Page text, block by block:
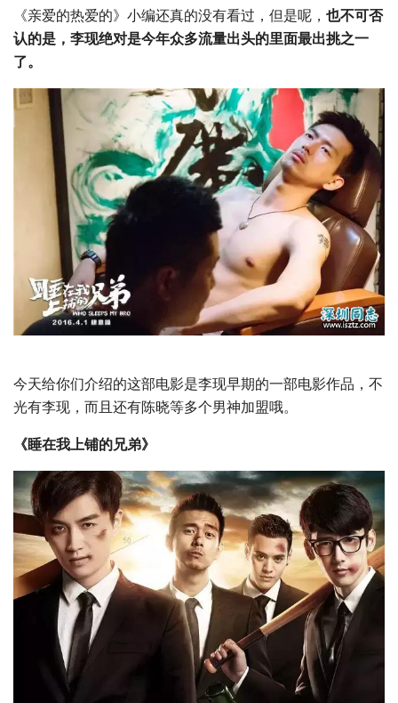
《亲爱的热爱的》小编还真的没有看过，但是呢， 也不可否
认的是，李现绝对是今年众多流量出头的里面最出挑之一
了。
今天给你们介绍的这部电影是李现早期的一部电影作品，不
光有李现，而且还有陈晓等多个男神加盟哦。
《睡在我上铺的兄弟》